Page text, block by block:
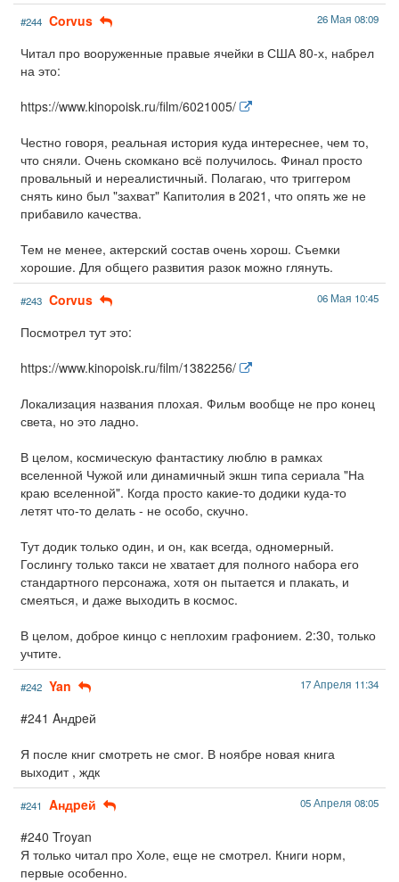
#244 Corvus 26 Мая 08:09
Читал про вооруженные правые ячейки в США 80-х, набрел
на это:
https://www.kinopoisk.ru/film/6021005/
Честно говоря, реальная история куда интереснее, чем то,
что сняли. Очень скомкано всё получилось. Финал просто
провальный и нереалистичный. Полагаю, что триггером
снять кино был "захват" Капитолия в 2021, что опять же не
прибавило качества.
Тем не менее, актерский состав очень хорош. Съемки
хорошие. Для общего развития разок можно глянуть.
#243 Corvus 06 Мая 10:45
Посмотрел тут это:
https://www.kinopoisk.ru/film/1382256/
Локализация названия плохая. Фильм вообще не про конец
света, но это ладно.
В целом, космическую фантастику люблю в рамках
вселенной Чужой или динамичный экшн типа сериала "На
краю вселенной". Когда просто какие-то додики куда-то
летят что-то делать - не особо, скучно.
Тут додик только один, и он, как всегда, одномерный.
Гослингу только такси не хватает для полного набора его
стандартного персонажа, хотя он пытается и плакать, и
смеяться, и даже выходить в космос.
В целом, доброе кинцо с неплохим графонием. 2:30, только
учтите.
#242 Yan 17 Апреля 11:34
#241 Aндpeй
Я после книг смотреть не смог. В ноябре новая книга
выходит , ждк
#241 Aндpeй 05 Апреля 08:05
#240 Troyan
Я только читал про Холе, еще не смотрел. Книги норм,
первые особенно.